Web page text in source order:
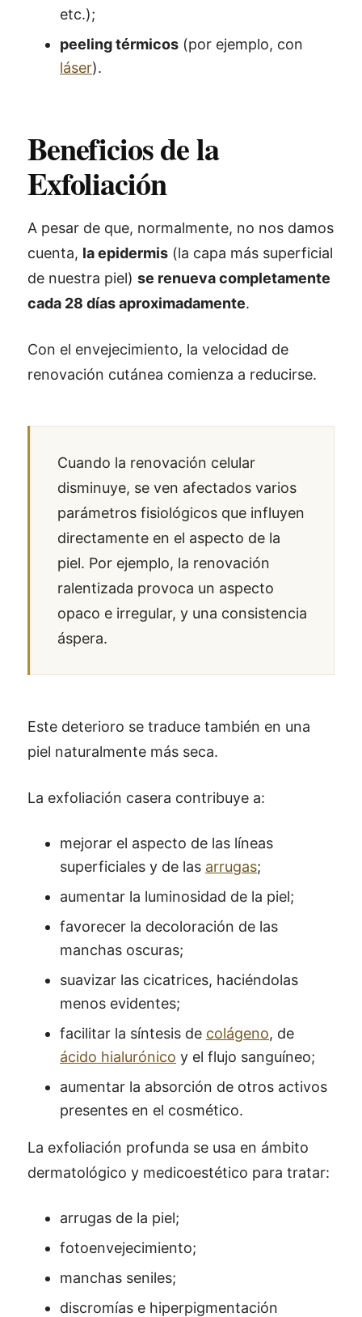
etc.);
peeling térmicos (por ejemplo, con
láser).
Beneficios de la
Exfoliación
A pesar de que, normalmente, no nos damos
cuenta, la epidermis (la capa más superficial
de nuestra piel) se renueva completamente
cada 28 días aproximadamente.
Con el envejecimiento, la velocidad de
renovación cutánea comienza a reducirse.
Cuando la renovación celular
disminuye, se ven afectados varios
parámetros fisiológicos que influyen
directamente en el aspecto de la
piel. Por ejemplo, la renovación
ralentizada provoca un aspecto
opaco e irregular, y una consistencia
áspera.
Este deterioro se traduce también en una
piel naturalmente más seca.
La exfoliación casera contribuye a:
mejorar el aspecto de las líneas
superficiales y de las arrugas;
aumentar la luminosidad de la piel;
favorecer la decoloración de las
manchas oscuras;
suavizar las cicatrices, haciéndolas
menos evidentes;
facilitar la síntesis de colágeno, de
ácido hialurónico y el flujo sanguíneo;
aumentar la absorción de otros activos
presentes en el cosmético.
La exfoliación profunda se usa en ámbito
dermatológico y medicoestético para tratar:
arrugas de la piel;
fotoenvejecimiento;
manchas seniles;
discromías e hiperpigmentación